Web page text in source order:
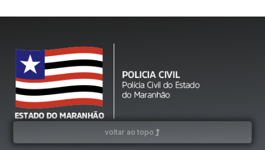
voltar ao topo